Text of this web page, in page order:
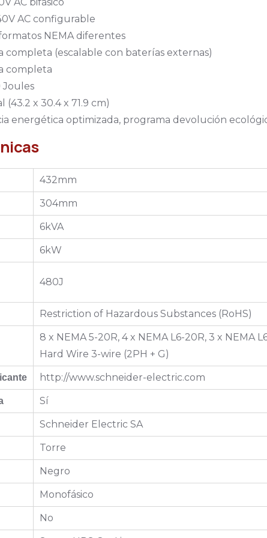
AC configurable
NEMA diferentes
completa (escalable con baterías externas)
completa
Joules
x 30.4 x 71.9 cm)
energética optimizada, programa devolución
432mm
304mm
6kVA
6kW
480J
Restriction of Hazardous Substances (RoHS)
8 x NEMA 5-20R, 4 x NEMA L6-20R, 3 x NEMA
Hard Wire 3-wire (2PH + G)
http://www.schneider-electric.com
Sí
Schneider Electric SA
Torre
Negro
Monofásico
No